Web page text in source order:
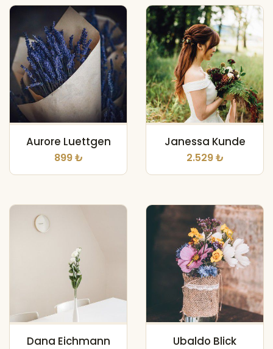
Aurore Luettgen
899 ₺
Janessa Kunde
2.529 ₺
Dana Eichmann Ubaldo Blick